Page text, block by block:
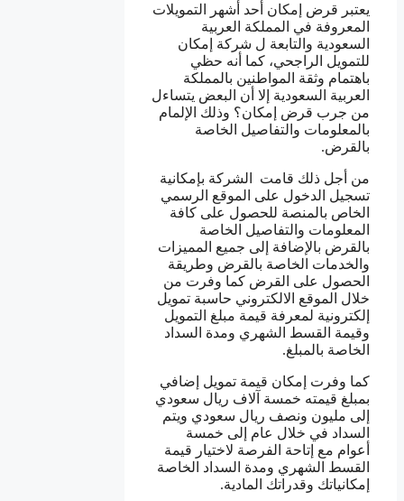
يعتبر قرض إمكان أحد أشهر التمويلات
المعروفة في المملكة العربية
السعودية والتابعة ل شركة إمكان
للتمويل الراجحي، كما أنه حظي
باهتمام وثقة المواطنين بالمملكة
العربية السعودية إلا أن البعض يتساءل
من جرب قرض إمكان؟ وذلك الإلمام
بالمعلومات والتفاصيل الخاصة
بالقرض.
من أجل ذلك قامت الشركة بإمكانية
تسجيل الدخول على الموقع الرسمي
الخاص بالمنصة للحصول على كافة
المعلومات والتفاصيل الخاصة
بالقرض بالإضافة إلى جميع المميزات
والخدمات الخاصة بالقرض وطريقة
الحصول على القرض كما وفرت من
خلال الموقع الالكتروني حاسبة تمويل
إلكترونية لمعرفة قيمة مبلغ التمويل
وقيمة القسط الشهري ومدة السداد
الخاصة بالمبلغ.
كما وفرت إمكان قيمة تمويل إضافي
بمبلغ قيمته خمسة آلاف ريال سعودي
إلى مليون ونصف ريال سعودي ويتم
السداد في خلال عام إلى خمسة
أعوام مع إتاحة الفرصة لاختيار قيمة
القسط الشهري ومدة السداد الخاصة
إمكانياتك وقدراتك المادية.